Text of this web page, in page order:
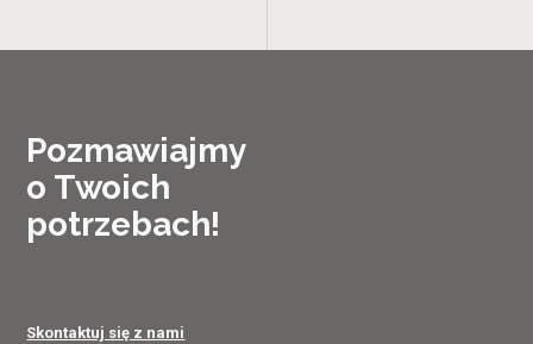
Pozmawiajmy
o Twoich
potrzebach!
Skontaktuj się z nami